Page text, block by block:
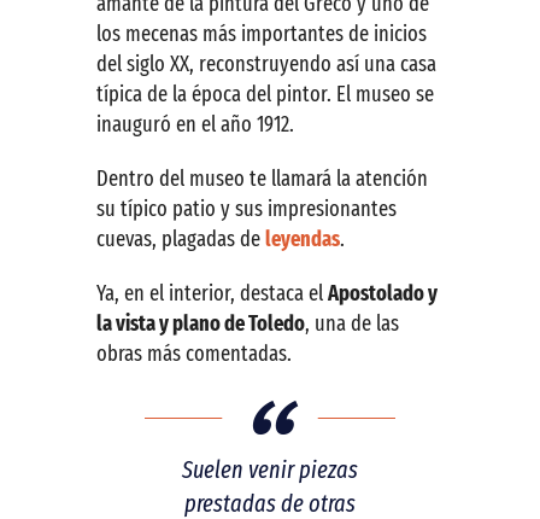
los mecenas más importantes de inicios
del siglo XX, reconstruyendo así una casa
típica de la época del pintor. El museo se
inauguró en el año 1912.
Dentro del museo te llamará la atención
su típico patio y sus impresionantes
cuevas, plagadas deleyendas.
Ya, en el interior, destaca elApostolado y
la vista y plano de Toledo, una de las
obras más comentadas.
Suelen venir piezas
prestadas de otras